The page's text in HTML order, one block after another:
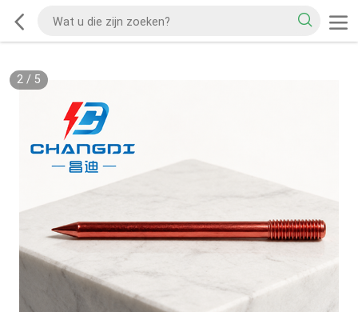
2/ 5